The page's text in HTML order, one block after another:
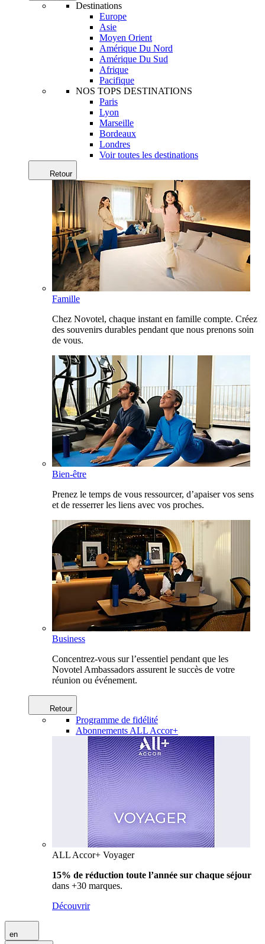
Destinations
Europe
Asie
Moyen Orient
Amérique Du Nord
Amérique Du Sud
Afrique
Pacifique
NOS TOPS DESTINATIONS
Paris
Lyon
Marseille
Bordeaux
Londres
Voir toutes les destinations
Retour
Famille
Chez Novotel, chaque instant en famille compte. Créez
des souvenirs durables pendant que nous prenons soin
de vous.
Bien-être
Prenez le temps de vous ressourcer, d’apaiser vos sens
et de resserrer les liens avec vos proches.
Business
Concentrez-vous sur l’essentiel pendant que les
Novotel Ambassadors assurent le succès de votre
réunion ou événement.
Retour
Programme de fidélité
Abonnements ALL Accor+
ALL Accor+ Voyager
15% de réduction toute l’année sur chaque séjour
dans +30 marques.
Découvrir
en